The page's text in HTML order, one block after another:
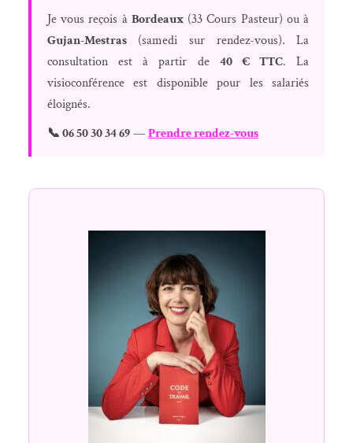
Je vous reçois à Bordeaux(33 Cours Pasteur) ou à
Gujan-Mestras(samedi sur rendez-vous). La
consultation est à partir de 40 € TTC. La
visioconférence est disponible pour les salariés
éloignés.
📞 06 50 30 34 69—Prendre rendez-vous